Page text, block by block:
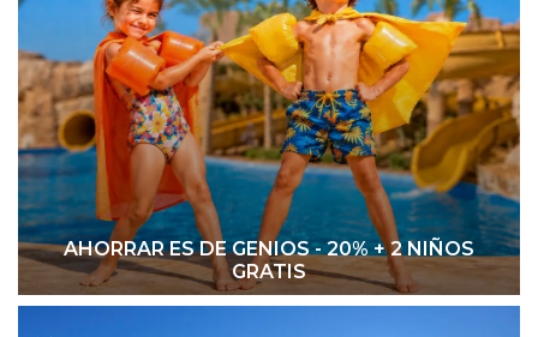
AHORRAR ES DE GENIOS - 20% + 2 NIÑOS
GRATIS